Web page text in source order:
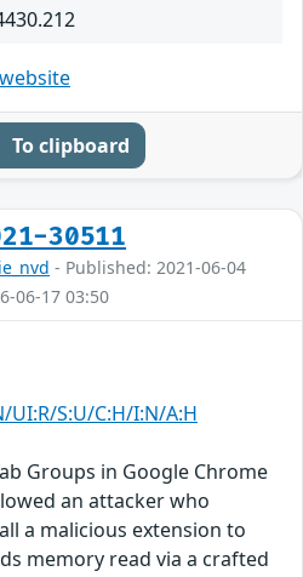
To clipboard
30511
- Published: 2021-06-04
06-17 03:50
UI:R/S:U/C:H/I:N/A:H
Groups in Google Chrome
an attacker who
a malicious extension to
memory read via a crafted